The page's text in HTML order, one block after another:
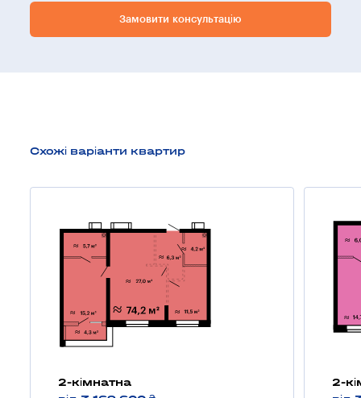
Замовити консультацію
Схожі варіанти квартир
2-кімнатна
2-